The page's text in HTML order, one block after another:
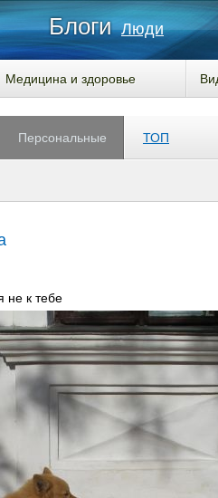
Блоги Люди
Медицина и здоровье
Персональные ТОП
к тебе